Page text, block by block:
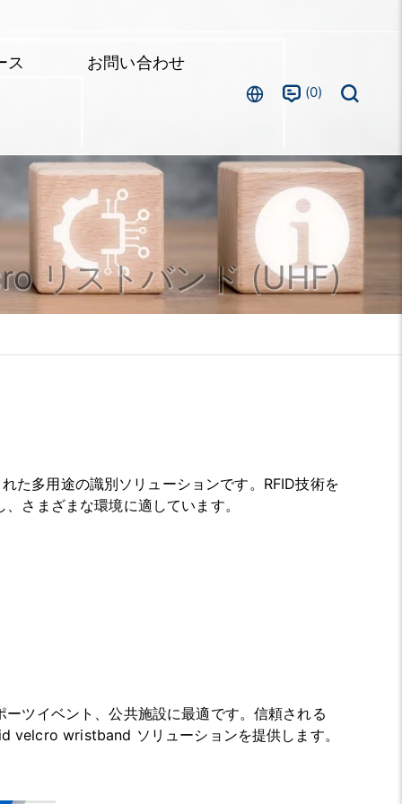
ス お問い合わせ
0
リストバンド (UHF)
た多用途の識別ソリューションです。RFID技術を
さまざまな環境に適しています。
ツイベント、公共施設に最適です。信頼される
wristband ソリューションを提供します。